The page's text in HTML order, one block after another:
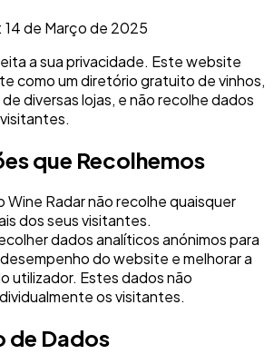
14 de Março de 2025
a sua privacidade. Este website
como um diretório gratuito de vinhos,
diversas lojas, e não recolhe dados
que Recolhemos
Wine Radar não recolhe quaisquer
dos seus visitantes.
dados analíticos anónimos para
do website e melhorar a
utilizador. Estes dados não
os visitantes.
de Dados